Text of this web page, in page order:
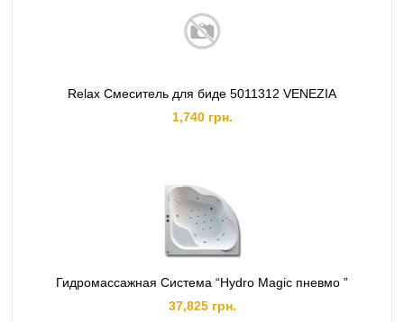
Relax Смеситель для биде 5011312 VENEZIA
1,740 грн.
Гидромассажная Система “Hydro Magic пневмо ”
37,825 грн.